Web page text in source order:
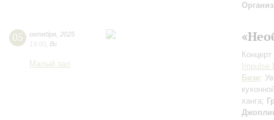
05 октября 2025
19:00 Вс
Малый зал
Impulse
Бизе:
ханга;